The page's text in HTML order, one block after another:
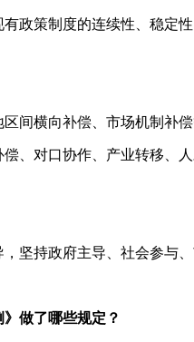
政策制度的连续性、稳定
间横向补偿、市场机制补
、对口协作、产业转移、
坚持政府主导、社会参与
做了哪些规定？